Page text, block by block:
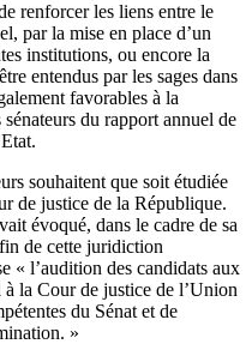
renforcer les liens entre le
par la mise en place d’un
institutions, ou encore la
entendus par les sages dans
favorables à la
du rapport annuel de
souhaitent que soit étudiée
de justice de la République.
évoqué, dans le cadre de sa
de cette juridiction
« l’audition des candidats aux
la Cour de justice de l’Union
du Sénat et de
»